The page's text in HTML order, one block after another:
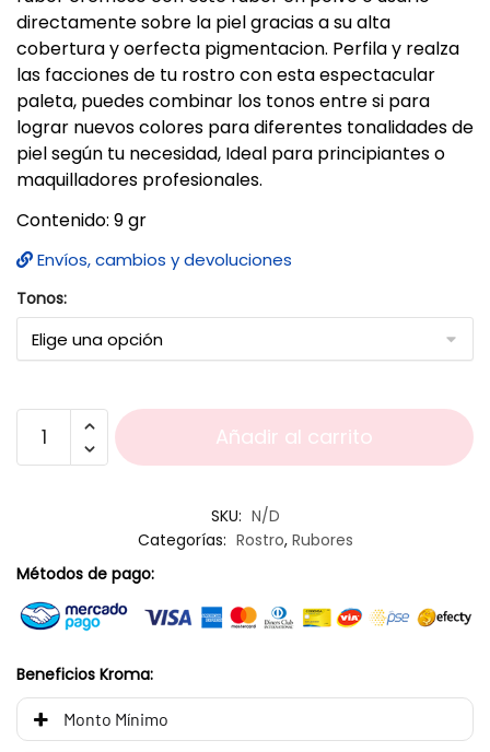
directamente sobre la piel gracias a su alta
cobertura y oerfecta pigmentacion. Perfila y realza
las facciones de tu rostro con esta espectacular
paleta, puedes combinar los tonos entre si para
lograr nuevos colores para diferentes tonalidades de
piel según tu necesidad, Ideal para principiantes o
maquilladores profesionales.
Contenido: 9 gr
Envíos, cambios y devoluciones
Tonos:
Añadir al carrito
SKU: N/D
Categorías: Rostro, Rubores
Métodos de pago:
Beneficios Kroma:
Monto Mínimo